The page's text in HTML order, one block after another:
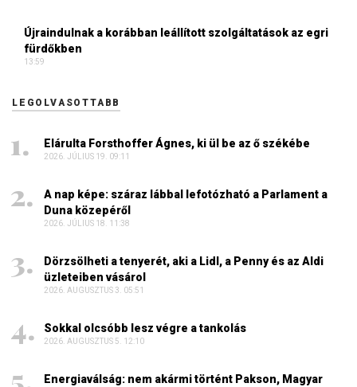
Újraindulnak a korábban leállított szolgáltatások az egri
fürdőkben
13:59
LEGOLVASOTTABB
Elárulta Forsthoffer Ágnes, ki ül be az ő székébe
2026. JÚLIUS 19. 09:11
A nap képe: száraz lábbal lefotózható a Parlament a
Duna közepéről
2026. JÚLIUS 18. 11:38
Dörzsölheti a tenyerét, aki a Lidl, a Penny és az Aldi
üzleteiben vásárol
2026. AUGUSZTUS 3. 05:51
Sokkal olcsóbb lesz végre a tankolás
2026. AUGUSZTUS 5. 12:10
Energiaválság: nem akármi történt Pakson, Magyar